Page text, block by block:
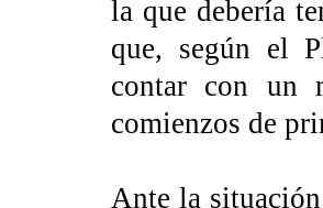
la que debería
que, según el
contar con un
comienzos de
Ante la